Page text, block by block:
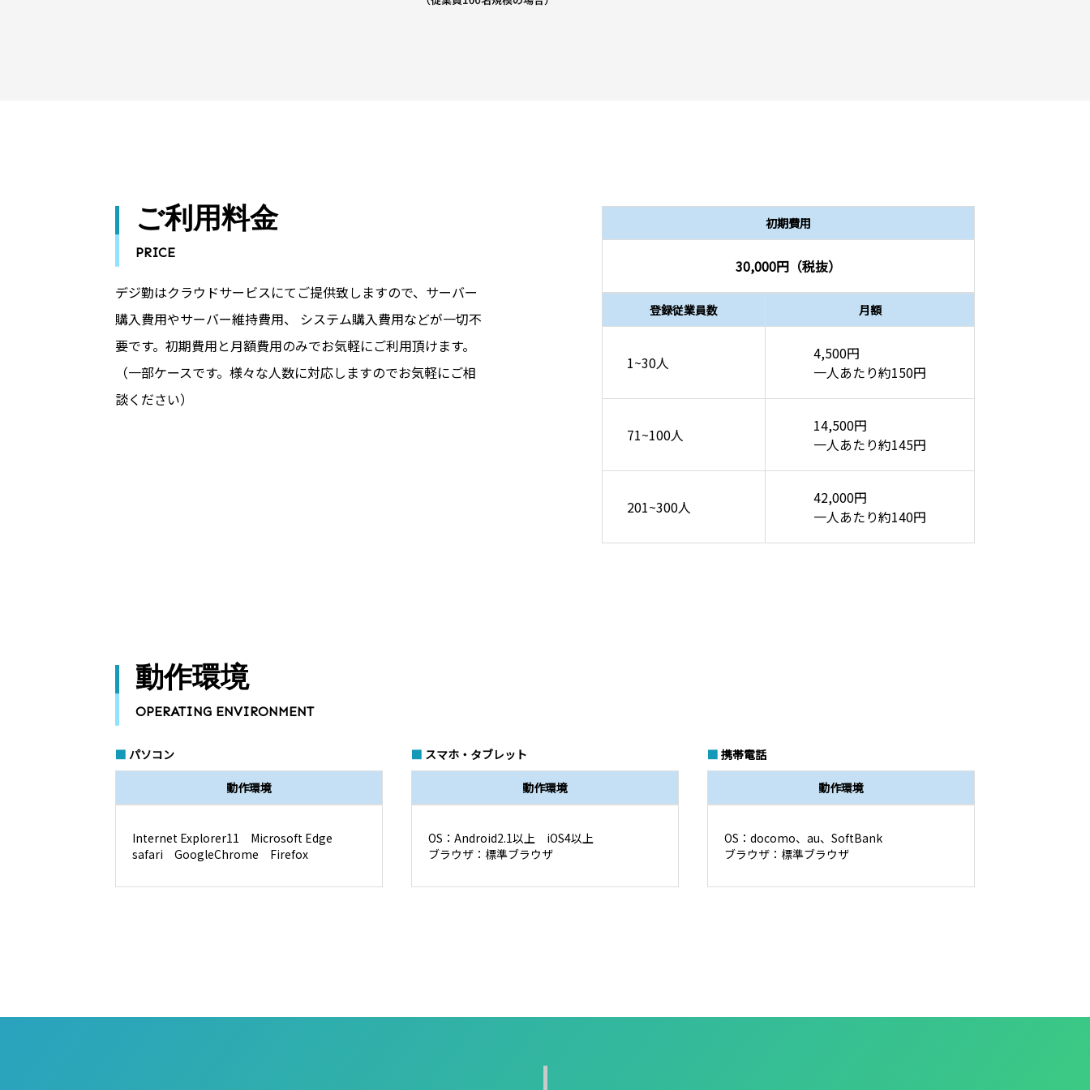
ご利用料金
PRICE
デジ勤はクラウドサービスにてご提供致しますので、サーバー
購入費用やサーバー維持費用、 システム購入費用などが一切不
要です。初期費用と月額費用のみでお気軽にご利用頂けます。
（一部ケースです。様々な人数に対応しますのでお気軽にご相
談ください）
初期費用
30,000円（税抜）
登録従業員数 月額
1~30人
4,500円
一人あたり約150円
71~100人
14,500円
一人あたり約145円
201~300人
42,000円
一人あたり約140円
動作環境
OPERATING ENVIRONMENT
■ パソコン
動作環境
Internet Explorer11 Microsoft Edge
safari GoogleChrome Firefox
■ スマホ・タブレット
動作環境
OS：Android2.1以上 iOS4以上
ブラウザ：標準ブラウザ
■ 携帯電話
動作環境
OS：docomo、au、SoftBank
ブラウザ：標準ブラウザ